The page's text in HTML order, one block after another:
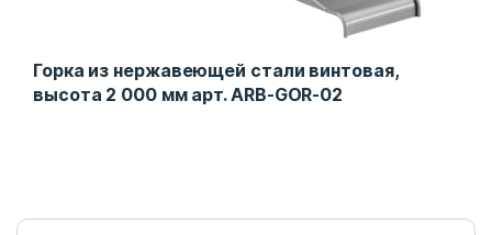
Горка из нержавеющей стали винтовая,
высота 2 000 мм арт. ARB-GOR-02